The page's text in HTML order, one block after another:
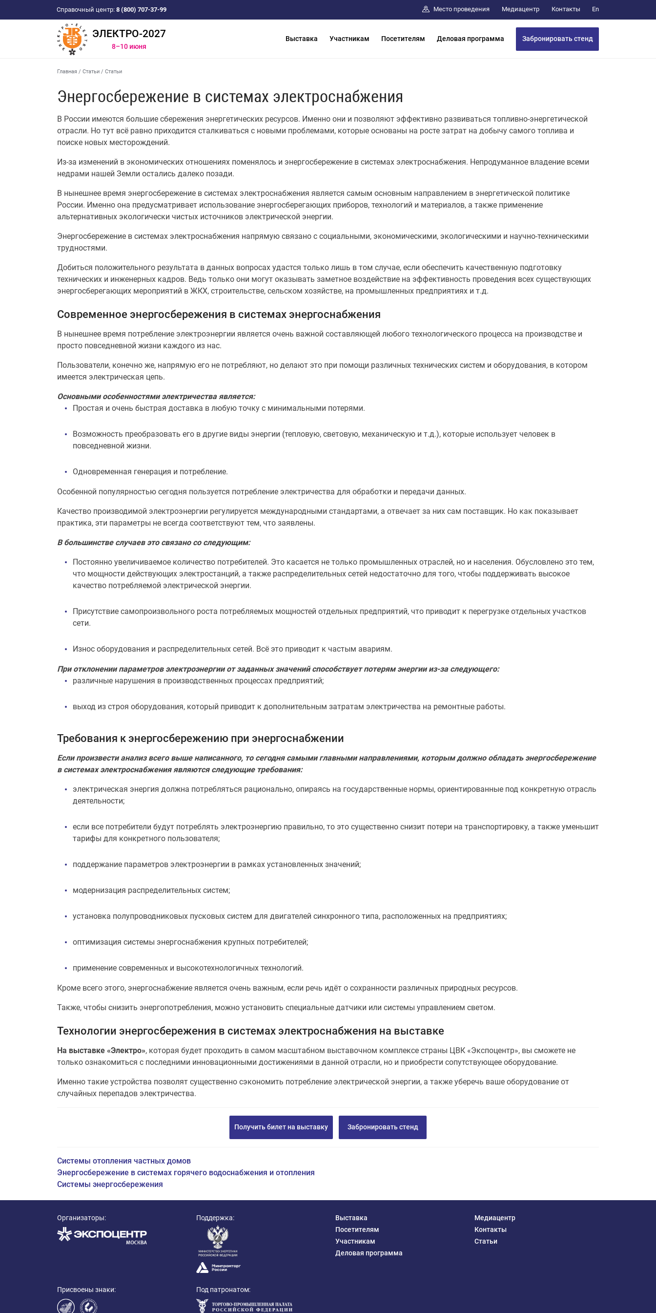
Справочный центр: 8 (800) 707-37-99 Место проведения Медиацентр Контакты En
ЭЛЕКТРО-2027
8–10 июня
Выставка Участникам Посетителям Деловая программа Забронировать стенд
Главная / Статьи / Статьи
Энергосбережение в системах электроснабжения
В России имеются большие сбережения энергетических ресурсов. Именно они и позволяют эффективно развиваться топливно-энергетической
отрасли. Но тут всё равно приходится сталкиваться с новыми проблемами, которые основаны на росте затрат на добычу самого топлива и
поиске новых месторождений.
Из-за изменений в экономических отношениях поменялось и энергосбережение в системах электроснабжения. Непродуманное владение всеми
недрами нашей Земли остались далеко позади.
В нынешнее время энергосбережение в системах электроснабжения является самым основным направлением в энергетической политике
России. Именно она предусматривает использование энергосберегающих приборов, технологий и материалов, а также применение
альтернативных экологически чистых источников электрической энергии.
Энергосбережение в системах электроснабжения напрямую связано с социальными, экономическими, экологическими и научно-техническими
трудностями.
Добиться положительного результата в данных вопросах удастся только лишь в том случае, если обеспечить качественную подготовку
технических и инженерных кадров. Ведь только они могут оказывать заметное воздействие на эффективность проведения всех существующих
энергосберегающих мероприятий в ЖКХ, строительстве, сельском хозяйстве, на промышленных предприятиях и т.д.
Современное энергосбережения в системах энергоснабжения
В нынешнее время потребление электроэнергии является очень важной составляющей любого технологического процесса на производстве и
просто повседневной жизни каждого из нас.
Пользователи, конечно же, напрямую его не потребляют, но делают это при помощи различных технических систем и оборудования, в котором
имеется электрическая цепь.
Основными особенностями электричества является:
Простая и очень быстрая доставка в любую точку с минимальными потерями.
Возможность преобразовать его в другие виды энергии (тепловую, световую, механическую и т.д.), которые использует человек в
повседневной жизни.
Одновременная генерация и потребление.
Особенной популярностью сегодня пользуется потребление электричества для обработки и передачи данных.
Качество производимой электроэнергии регулируется международными стандартами, а отвечает за них сам поставщик. Но как показывает
практика, эти параметры не всегда соответствуют тем, что заявлены.
В большинстве случаев это связано со следующим:
Постоянно увеличиваемое количество потребителей. Это касается не только промышленных отраслей, но и населения. Обусловлено это тем,
что мощности действующих электростанций, а также распределительных сетей недостаточно для того, чтобы поддерживать высокое
качество потребляемой электрической энергии.
Присутствие самопроизвольного роста потребляемых мощностей отдельных предприятий, что приводит к перегрузке отдельных участков
сети.
Износ оборудования и распределительных сетей. Всё это приводит к частым авариям.
При отклонении параметров электроэнергии от заданных значений способствует потерям энергии из-за следующего:
различные нарушения в производственных процессах предприятий;
выход из строя оборудования, который приводит к дополнительным затратам электричества на ремонтные работы.
Требования к энергосбережению при энергоснабжении
Если произвести анализ всего выше написанного, то сегодня самыми главными направлениями, которым должно обладать энергосбережение
в системах электроснабжения являются следующие требования:
электрическая энергия должна потребляться рационально, опираясь на государственные нормы, ориентированные под конкретную отрасль
деятельности;
если все потребители будут потреблять электроэнергию правильно, то это существенно снизит потери на транспортировку, а также уменьшит
тарифы для конкретного пользователя;
поддержание параметров электроэнергии в рамках установленных значений;
модернизация распределительных систем;
установка полупроводниковых пусковых систем для двигателей синхронного типа, расположенных на предприятиях;
оптимизация системы энергоснабжения крупных потребителей;
применение современных и высокотехнологичных технологий.
Кроме всего этого, энергоснабжение является очень важным, если речь идёт о сохранности различных природных ресурсов.
Также, чтобы снизить энергопотребления, можно установить специальные датчики или системы управлением светом.
Технологии энергосбережения в системах электроснабжения на выставке
На выставке «Электро», которая будет проходить в самом масштабном выставочном комплексе страны ЦВК «Экспоцентр», вы сможете не
только ознакомиться с последними инновационными достижениями в данной отрасли, но и приобрести сопутствующее оборудование.
Именно такие устройства позволят существенно сэкономить потребление электрической энергии, а также уберечь ваше оборудование от
случайных перепадов электричества.
Получить билет на выставку Забронировать стенд
Системы отопления частных домов
Энергосбережение в системах горячего водоснабжения и отопления
Системы энергосбережения
Организаторы:
Присвоены знаки:
Поддержка:
Под патронатом:
Выставка
Посетителям
Участникам
Деловая программа
Медиацентр
Контакты
Статьи